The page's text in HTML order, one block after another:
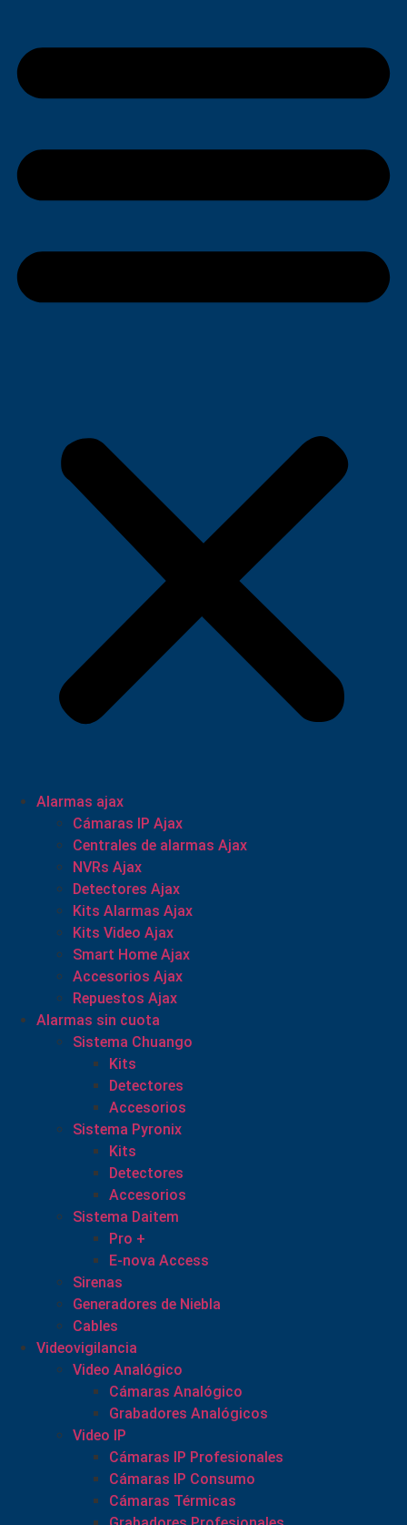
Alarmas ajax
Cámaras IP Ajax
Centrales de alarmas Ajax
NVRs Ajax
Detectores Ajax
Kits Alarmas Ajax
Kits Video Ajax
Smart Home Ajax
Accesorios Ajax
Repuestos Ajax
Alarmas sin cuota
Sistema Chuango
Kits
Detectores
Accesorios
Sistema Pyronix
Kits
Detectores
Accesorios
Sistema Daitem
Pro +
E-nova Access
Sirenas
Generadores de Niebla
Cables
Videovigilancia
Video Analógico
Cámaras Analógico
Grabadores Analógicos
Video IP
Cámaras IP Profesionales
Cámaras IP Consumo
Cámaras Térmicas